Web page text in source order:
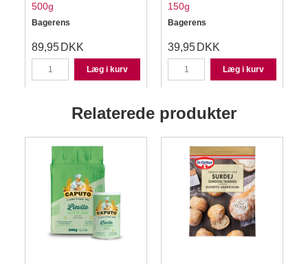
500g
Bagerens
89,95 DKK
Læg i kurv
150g
Bagerens
39,95 DKK
Læg i kurv
Relaterede produkter